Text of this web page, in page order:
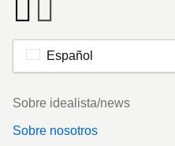
Español
Footer
Sobre idealista/news
Sobre nosotros